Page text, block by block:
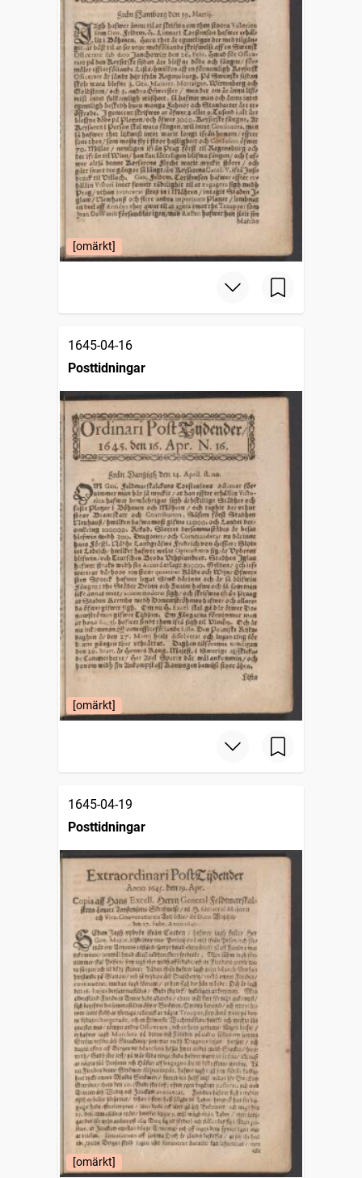
[omärkt]
1645-04-16
Posttidningar
[omärkt]
1645-04-19
Posttidningar
[omärkt]